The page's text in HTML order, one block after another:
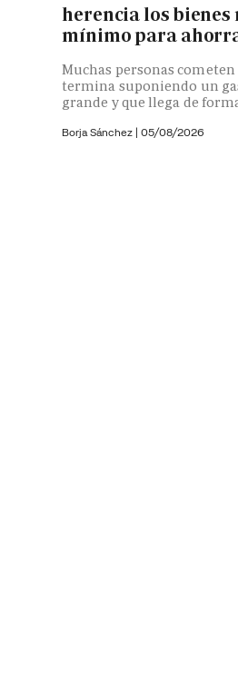
herencia los bienes
mínimo para
Muchas personas
termina suponiendo un
grande y que llega de
Borja Sánchez | 05/08/2026